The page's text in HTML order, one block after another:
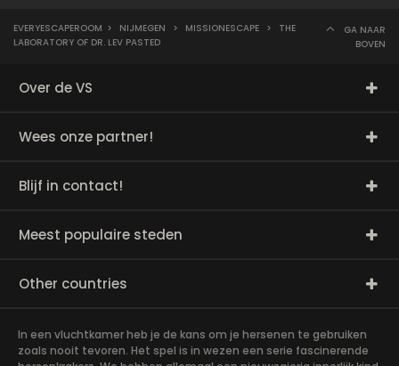
EVERYESCAPEROOM > NIJMEGEN > MISSIONESCAPE >
THE
LABORATORY OF DR. LEV PASTED
GA NAAR
BOVEN
Over de VS
Wees onze partner!
Blijf in contact!
Meest populaire steden
Other countries
In een vluchtkamer heb je de kans om je hersenen te gebruiken
zoals nooit tevoren. Het spel is in wezen een serie fascinerende